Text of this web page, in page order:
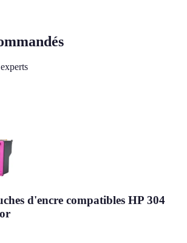
d'encre compatibles HP 304